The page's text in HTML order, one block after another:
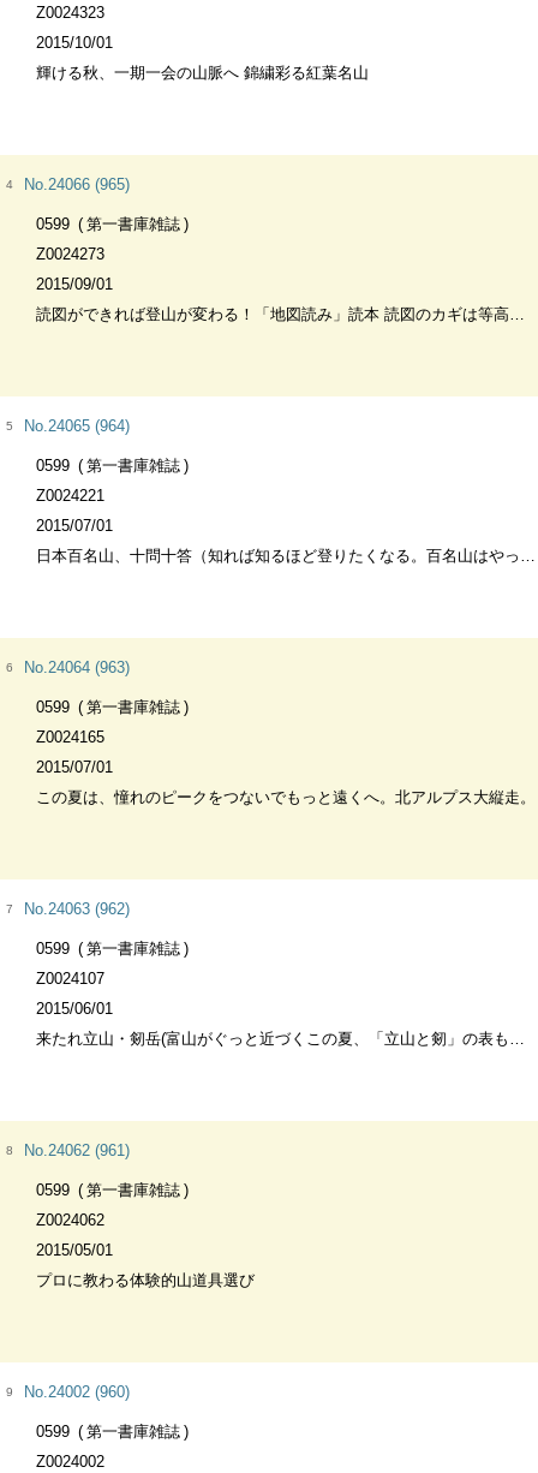
Z0024323
2015/10/01
輝ける秋、一期一会の山脈へ 錦繍彩る紅葉名山
4 No.24066 (965)
0599
第一書庫雑誌
Z0024273
2015/09/01
読図ができれば登山が変わる！「地図読み」読本 読図のカギは等高線にアリ
5 No.24065 (964)
0599
第一書庫雑誌
Z0024221
2015/07/01
日本百名山、十問十答（知れば知るほど登りたくなる。百名山はやっぱりすごい、おもしろい。
6 No.24064 (963)
0599
第一書庫雑誌
Z0024165
2015/07/01
この夏は、憧れのピークをつないでもっと遠くへ。北アルプス大縦走。
7 No.24063 (962)
0599
第一書庫雑誌
Z0024107
2015/06/01
来たれ立山・剱岳(富山がぐっと近づくこの夏、「立山と剱」の表も裏も、ぜんぶ登ってみんまいけ。
8 No.24062 (961)
0599
第一書庫雑誌
Z0024062
2015/05/01
プロに教わる体験的山道具選び
9 No.24002 (960)
0599
第一書庫雑誌
Z0024002